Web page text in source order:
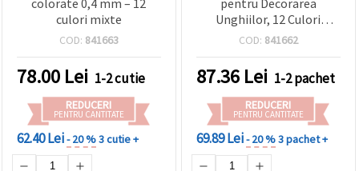
culori mixte
COD: 841663
78.00 Lei 1-2 cutie
REDUCERI
PENTRU CANTITATE
62.40 Lei- 20 %3 cutie +
Unghiilor, 12 Culori
Asortate
COD: 841662
87.36 Lei 1-2 pachet
REDUCERI
PENTRU CANTITATE
69.89 Lei- 20 %3 pachet +